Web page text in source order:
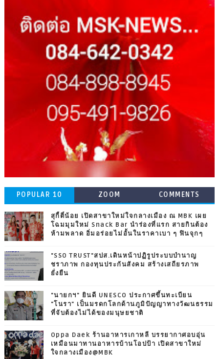
POPULAR 10 ZOOM COMMENTS
สุกี้ตี๋น้อย เปิดสาขาใหม่ใจกลางเมือง ณ MBK เผย
โฉมมุมใหม่ Snack Bar นำร่องที่แรก สายกินต้อง
ห้ามพลาด อิ่มอร่อยไม่อั้นในราคาเบา ๆ ฟินจุกๆ
"SSO TRUST"สปส.เดินหน้าปฏิรูประบบบำนาญ
ชราภาพ กองทุนประกันสังคม สร้างเสถียรภาพ
ยั่งยืน
"นายกฯ" ยินดี UNESCO ประกาศขึ้นทะเบียน
"โนรา" เป็นมรดกโลกด้านภูมิปัญญาทางวัฒนธรรม
ที่จับต้องไม่ได้ของมนุษยชาติ
Oppa Daek ร้านอาหารเกาหลี บรรยากาศอบอุ่น
เหมือนมาทานอาหารบ้านโอปป้า เปิดสาขาใหม่
ใจกลางเมือง@MBK